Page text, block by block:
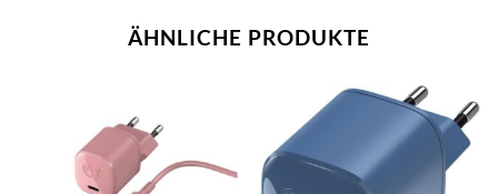
ÄHNLICHE PRODUKTE